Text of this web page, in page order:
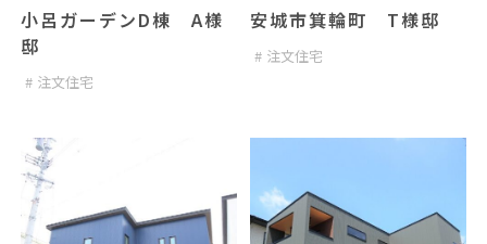
小呂ガーデンD棟 A様
邸
注文住宅
安城市箕輪町 T様邸
注文住宅